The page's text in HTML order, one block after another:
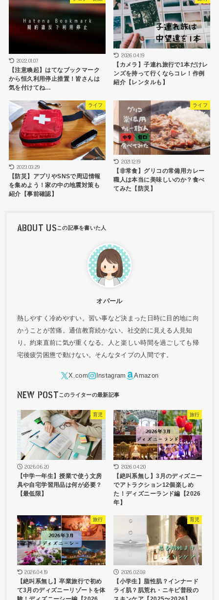
2022.01.07
【注意喚起】はてなブックマーク
から恒久利用停止措置！皆さんは
気を付けてね…
2026.04.19
【カメラ】子連れ旅行で1本だけレ
ンズを持って行くならコレ！作例
紹介【レンタルも】
ライフ
2023.03.29
【防災】アプリやSNSで周辺情報
を集めよう！家の中の地震対策も
紹介【事前確認】
ライフ
2021.12.19
【非常食】グリコの常備用カレー
職人は本当に美味しいのか？食べ
てみた【防災】
ABOUT US
オパール
熱しやすく冷めやすい。習い事など決まった日時に目的地に向
かうことが苦痛。通信教育続かない。社交的に見える人見知
り。約束直前に気が重くなる。人と楽しい時間を過ごしても帰
宅後疲労困憊で動けない。そんなタイプの人間です。
NEW POST
育児
2026.06.20
【中学一年生】授業で使う文房
具や自宅学習用品は何が必要？
【最低限】
旅行
2026.04.20
【絶叫系無し】3月のディズニー
でアトラクション12個楽しめ
た！ディズニーランド編【2026
年】
旅行
2026.04.19
【絶叫系無し】卒業旅行で初め
て3月のディズニーリゾートを体
育児
2026.02.08
【小学生】脂性肌？インナード
ライ肌？肌荒れ・ニキビ普段の